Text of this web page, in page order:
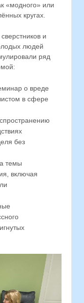
«модного» или
кругах.
и
людей
ряд
о вреде
в сфере
без
темы
включая